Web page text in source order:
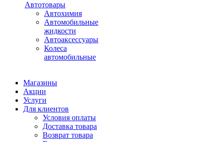
Автотовары
Автохимия
Автомобильные
жидкости
Автоаксессуары
Колеса
автомобильные
Магазины
Акции
Услуги
Для клиентов
Условия оплаты
Доставка товара
Возврат товара